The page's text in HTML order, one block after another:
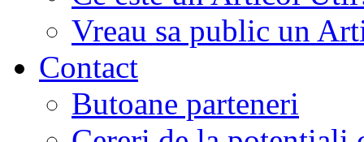
Vreau sa public un
Contact
Butoane parteneri